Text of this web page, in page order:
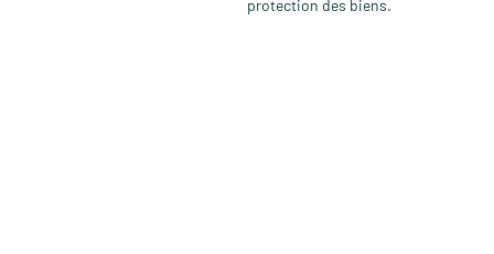
protection des biens.